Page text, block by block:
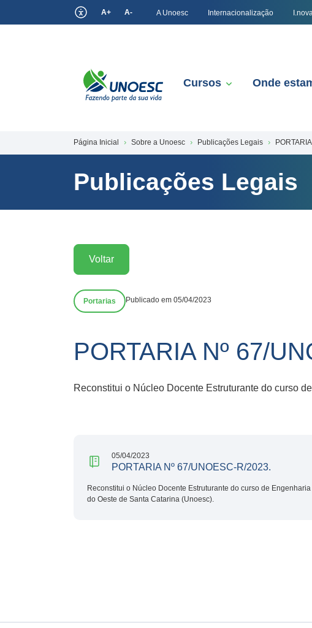
A+ A- A Unoesc Internacionalização I.nova
Cursos Onde
Página Inicial Sobre a Unoesc Publicações Legais
Publicações Legais
Voltar
Portarias Publicado em 05/04/2023
PORTARIA Nº 67/
Reconstitui o Núcleo Docente Estruturante do curso
05/04/2023
PORTARIA Nº 67/UNOESC-R/2023.
Reconstitui o Núcleo Docente Estruturante do curso de
do Oeste de Santa Catarina (Unoesc).